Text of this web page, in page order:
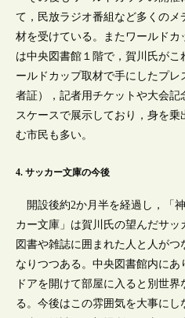
て，民放ラジオ番組など多くのメ
材を受けている。またワールドカ
は中央図書館１階で，賀川氏がこ
ールドカップ取材で手にしたプレ
者証），記者用チケットや大会記
スケースで展示しており，身を乗
む市民も多い。
4. サッカー文庫の今後
開設後約2か月半を経過し，「
カー文庫」は賀川氏の望んだサッ
図書や雑誌に囲まれた人と人がつ
なりつつある。中央図書館内にあ
ドアを開けて部屋に入ると別世界
る。今後はこの雰囲気を大事にし